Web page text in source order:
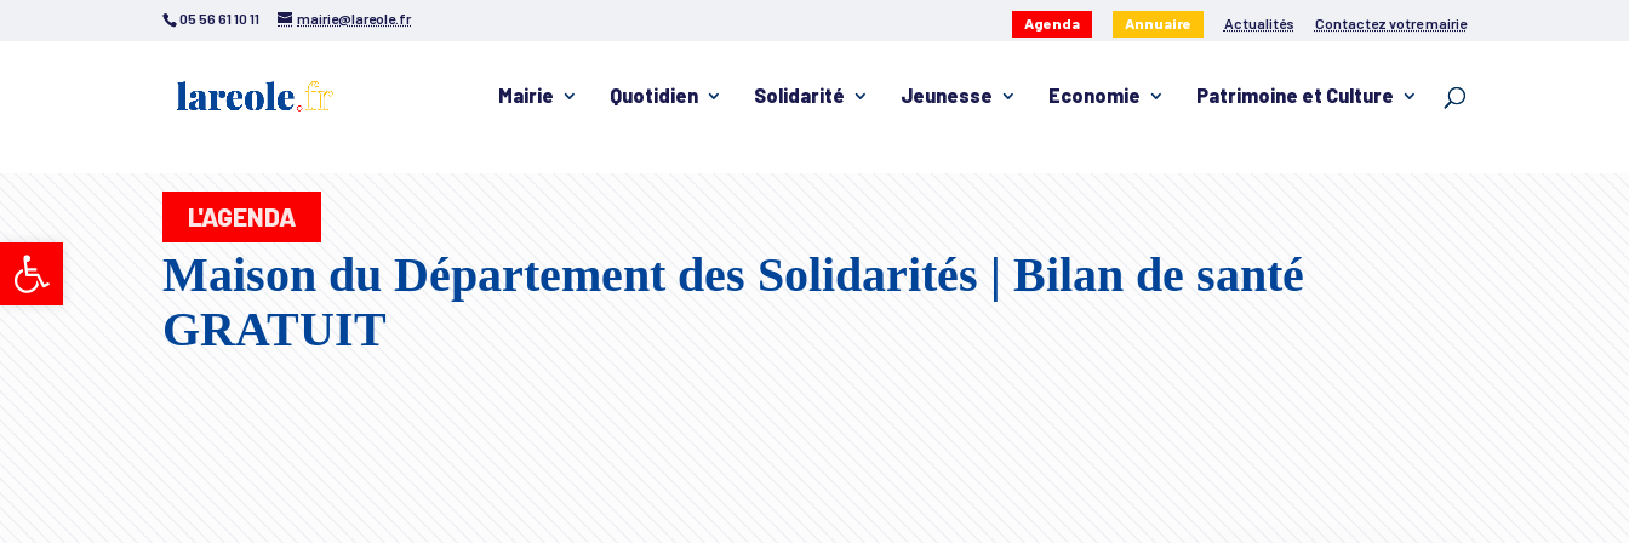
Ouvrir la barre d’outils
05 56 61 10 11 mairie@lareole.fr Agenda Annuaire Actualités Contactez votre mairie
Mairie Quotidien Solidarité Jeunesse Economie Patrimoine et Culture
L'AGENDA
Maison du Département des Solidarités | Bilan de santé
GRATUIT